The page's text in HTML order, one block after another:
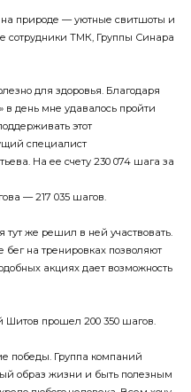
природе — уютные свитшоты и
сотрудники ТМК, Группы Синара
для здоровья. Благодаря
в день мне удавалось пройти
этот
специалист
На ее счету 230 074 шага за
— 217 035 шагов.
же решил в ней участвовать.
на тренировках позволяют
акциях дает возможность
Шитов прошел 200 350 шагов.
победы. Группа компаний
образ жизни и быть полезным